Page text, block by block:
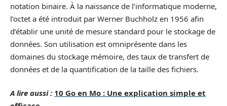
notation binaire. À la naissance de l’informatique moderne,
l’octet a été introduit par Werner Buchholz en 1956 afin
d’établir une unité de mesure standard pour le stockage de
données. Son utilisation est omniprésente dans les
domaines du stockage mémoire, des taux de transfert de
données et de la quantification de la taille des fichiers.
A lire aussi : 10 Go en Mo : Une explication simple et